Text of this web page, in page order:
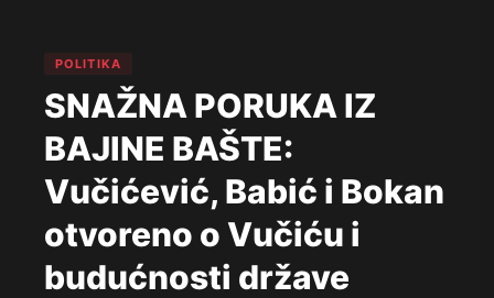
POLITIKA
SNAŽNA PORUKA IZ
BAJINE BAŠTE:
Vučićević, Babić i Bokan
otvoreno o Vučiću i
budućnosti države